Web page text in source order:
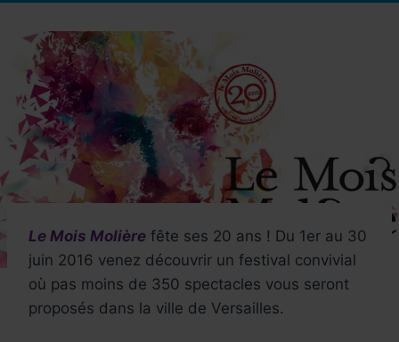
Le Mois Molière fête ses 20 ans ! Du 1er au 30
juin 2016 venez découvrir un festival convivial
où pas moins de 350 spectacles vous seront
proposés dans la ville de Versailles.